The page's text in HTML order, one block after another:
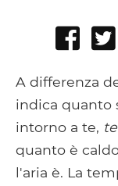
Share
A differenza
indica quanto
intorno a te,
quanto è
l'aria è. La